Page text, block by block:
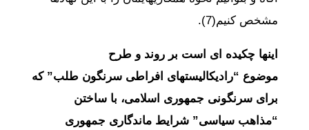
مشخص کنیم(7).
اینها چکیده ای است بر روند و طرح
موضوع “رادیکالیستهای افراطی سرنگون طلب” که
برای سرنگونی جمهوری اسلامی، با ساختن
“مذاهب سیاسی” شرایط ماندگاری جمهوری